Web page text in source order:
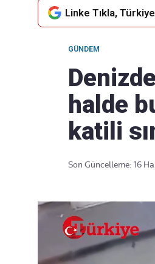
Linke Tıkla,
GÜNDEM
halde
katili
Son Güncelleme: 16